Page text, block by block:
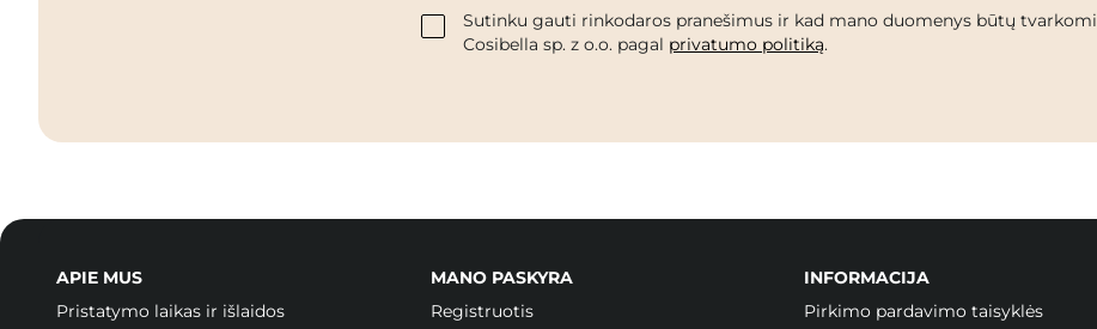
Sutinku gauti rinkodaros pranešimus ir kad mano duomenys būtų tvarkomi
Cosibella sp. z o.o. pagal privatumo politiką.
APIE MUS
Pristatymo laikas ir išlaidos
MANO PASKYRA
Registruotis
INFORMACIJA
Pirkimo pardavimo taisyklės